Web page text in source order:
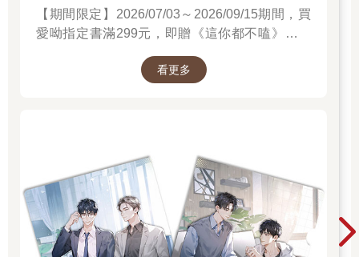
件夾
【期間限定】2026/07/03～2026/09/15期間，買
愛呦指定書滿299元，即贈《這你都不嗑》文件
看更多